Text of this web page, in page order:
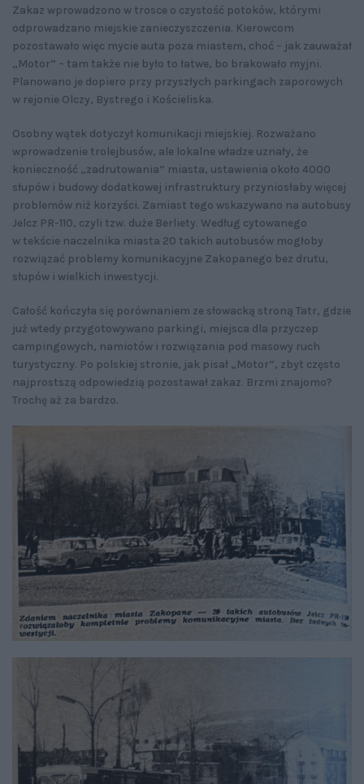
Zakaz wprowadzono w trosce o czystość potoków, którymi
odprowadzano miejskie zanieczyszczenia. Kierowcom
pozostawało więc mycie auta poza miastem, choć – jak zauważał
„Motor” – tam także nie było to łatwe, bo brakowało myjni.
Planowano je dopiero przy przyszłych parkingach zaporowych
w rejonie Olczy, Bystrego i Kościeliska.
Osobny wątek dotyczył komunikacji miejskiej. Rozważano
wprowadzenie trolejbusów, ale lokalne władze uznały, że
konieczność „zadrutowania” miasta, ustawienia około 4000
słupów i budowy dodatkowej infrastruktury przyniosłaby więcej
problemów niż korzyści. Zamiast tego wskazywano na autobusy
Jelcz PR-110, czyli tzw. duże Berliety. Według cytowanego
w tekście naczelnika miasta 20 takich autobusów mogłoby
rozwiązać problemy komunikacyjne Zakopanego bez drutu,
słupów i wielkich inwestycji.
Całość kończyła się porównaniem ze słowacką stroną Tatr, gdzie
już wtedy przygotowywano parkingi, miejsca dla przyczep
campingowych, namiotów i rozwiązania pod masowy ruch
turystyczny. Po polskiej stronie, jak pisał „Motor”, zbyt często
najprostszą odpowiedzią pozostawał zakaz. Brzmi znajomo?
Trochę aż za bardzo.